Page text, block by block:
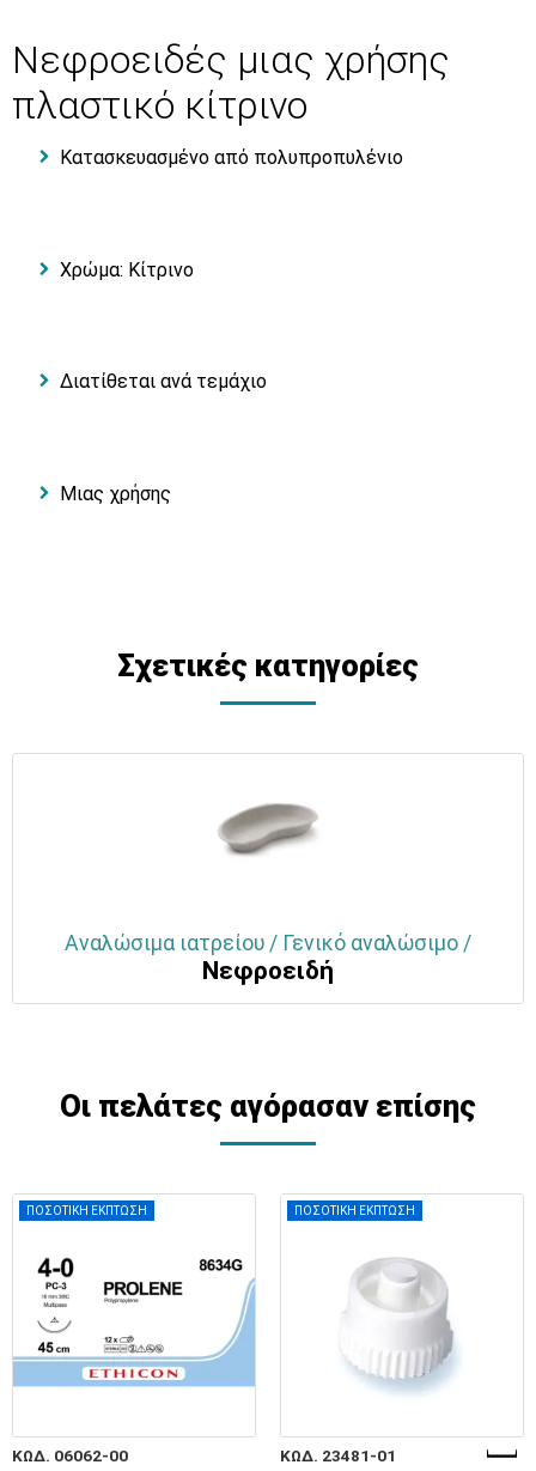
Νεφροειδές μιας χρήσης
πλαστικό κίτρινο
Κατασκευασμένο από πολυπροπυλένιο
Χρώμα: Κίτρινο
Διατίθεται ανά τεμάχιο
Μιας χρήσης
Σχετικές κατηγορίες
Αναλώσιμα ιατρείου / Γενικό αναλώσιμο /
Νεφροειδή
Οι πελάτες αγόρασαν επίσης
ΠΟΣΟΤΙΚΗ ΕΚΠΤΩΣΗ
ΚΩΔ. 06062-00
ΠΟΣΟΤΙΚΗ ΕΚΠΤΩΣΗ
ΚΩΔ. 23481-01